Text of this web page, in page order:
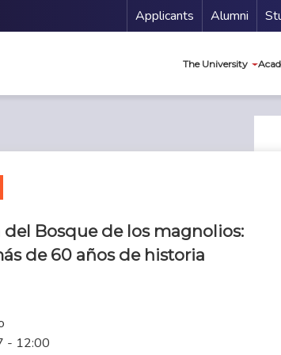
Menu
Applicants Alumni
The University
Bosque de los magnolios:
de 60 años de historia
- 12:00